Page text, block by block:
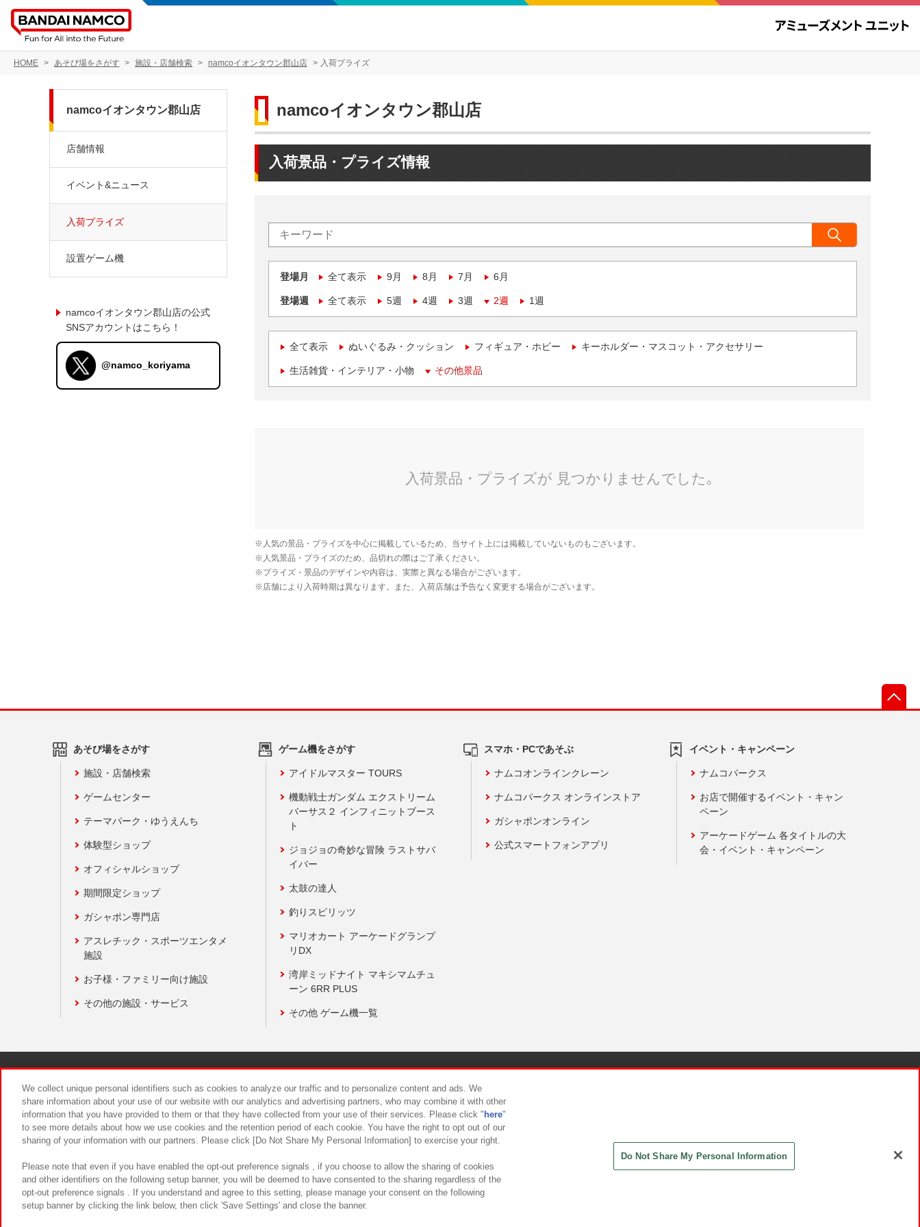
HOME あそび場をさがす 施設・店舗検索 namcoイオンタウン郡山店 入荷プライズ
namcoイオンタウン郡山店
入荷景品・プライズ情報
登場月 全て表示 9月 8月 7月 6月
登場週 全て表示 5週 4週 3週 2週 1週
全て表示 ぬいぐるみ・クッション フィギュア・ホビー キーホルダー・マスコット・アクセサリー
生活雑貨・インテリア・小物 その他景品
namcoイオンタウン郡山店
店舗情報
イベント&ニュース
入荷プライズ
設置ゲーム機
namcoイオンタウン郡山店の公式
SNSアカウントはこちら！
@namco_koriyama
あそび場をさがす
施設・店舗検索
ゲームセンター
テーマパーク・ゆうえんち
体験型ショップ
オフィシャルショップ
期間限定ショップ
ガシャポン専門店
アスレチック・スポーツエンタメ
施設
お子様・ファミリー向け施設
その他の施設・サービス
ゲーム機をさがす
アイドルマスター TOURS
機動戦士ガンダム エクストリーム
バーサス２ インフィニットブース
ト
ジョジョの奇妙な冒険 ラストサバ
イバー
太鼓の達人
釣りスピリッツ
マリオカート アーケードグランプ
リDX
湾岸ミッドナイト マキシマムチュ
ーン 6RR PLUS
その他 ゲーム機一覧
スマホ・PCであそぶ
ナムコオンラインクレーン
ナムコパークス オンラインストア
ガシャポンオンライン
公式スマートフォンアプリ
イベント・キャンペーン
ナムコパークス
お店で開催するイベント・キャン
ペーン
アーケードゲーム 各タイトルの大
会・イベント・キャンペーン
食品のご提供について カスタマーハラスメント対応方針
We collect unique personal identifiers such as cookies to analyze our traffic and to personalize content and ads. We
share information about your use of our website with our analytics and advertising partners, who may combine it with other
information that you have provided to them or that they have collected from your use of their services. Please click " here"
to see more details about how we use cookies and the retention period of each cookie. You have the right to opt out of our
sharing of your information with our partners. Please click [Do Not Share My Personal Information] to exercise your right.
Please note that even if you have enabled the opt-out preference signals , if you choose to allow the sharing of cookies
and other identifiers on the following setup banner, you will be deemed to have consented to the sharing regardless of the
opt-out preference signals . If you understand and agree to this setting, please manage your consent on the following
setup banner by clicking the link below, then click 'Save Settings' and close the banner.
Do Not Share My Personal Information